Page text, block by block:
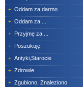
+ Oddam za darmo
+ Oddam za ...
+ Przyjmę za ...
+ Poszukuję
+ Antyki,Starocie
+ Zdrowie
+ Zgubiono, Znaleziono